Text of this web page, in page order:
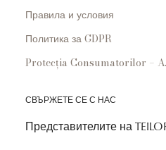
Правила и условия
Политика за GDPR
Protecția Consumatorilor –
СВЪРЖЕТЕ СЕ С НАС
Представителите на